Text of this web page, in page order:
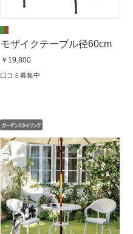
モザイクテーブル径60cm
￥19,800
口コミ募集中